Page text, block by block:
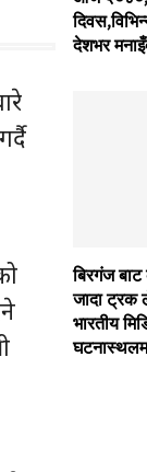
देशभर
बिरगंज
जादा ट्रक
भारतीय